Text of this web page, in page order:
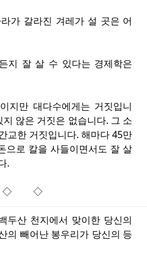
가 갈라진 겨레가 설 곳은 어
지 잘 살 수 있다는 경제학은
지만 대다수에게는 거짓입니
않은 거짓은 없습니다. 그 소
교한 거짓입니다. 해마다 45만
으로 칼을 사들이면서도 잘 살
.
◇
두산 천지에서 맞이한 당신의
의 빼어난 봉우리가 당신의 등